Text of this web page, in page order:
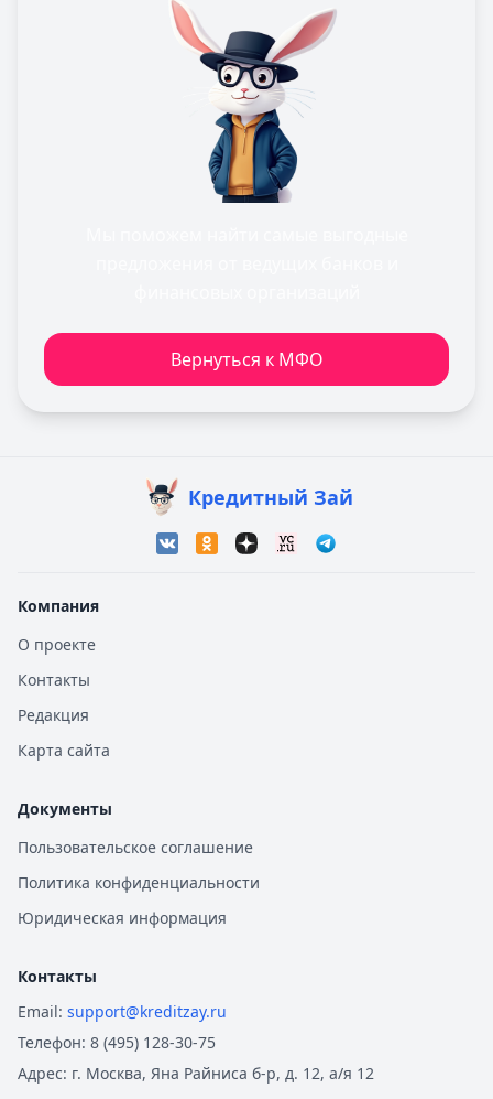
Вернуться к МФО
Кредитный Зай
Компания
О проекте
Контакты
Редакция
Карта сайта
Документы
Пользовательское соглашение
Политика конфиденциальности
Юридическая информация
Контакты
Email: support@kreditzay.ru
Телефон: 8 (495) 128-30-75
Адрес: г. Москва, Яна Райниса б-р, д. 12, а/я 12